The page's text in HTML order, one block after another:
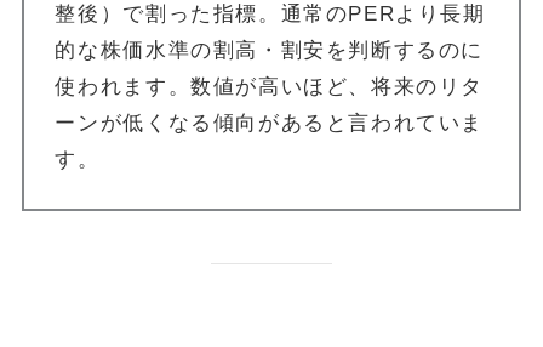
整後）で割った指標。通常のPERより長期
的な株価水準の割高・割安を判断するのに
使われます。数値が高いほど、将来のリタ
ーンが低くなる傾向があると言われていま
す。